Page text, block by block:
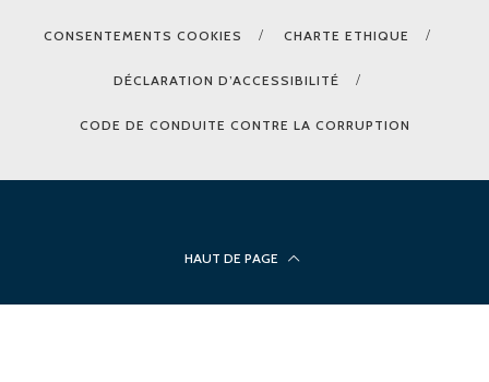
CONSENTEMENTS COOKIES CHARTE ETHIQUE
DÉCLARATION D’ACCESSIBILITÉ
CODE DE CONDUITE CONTRE LA CORRUPTION
HAUT DE PAGE